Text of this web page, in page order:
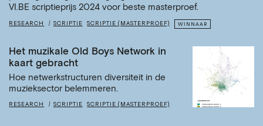
VI.BE scriptieprijs 2024 voor beste masterproef.
RESEARCH SCRIPTIE SCRIPTIE (MASTERPROEF) WINNAAR
Het muzikale Old Boys Network in
kaart gebracht
Hoe netwerkstructuren diversiteit in de
muzieksector belemmeren.
RESEARCH SCRIPTIE SCRIPTIE (MASTERPROEF)